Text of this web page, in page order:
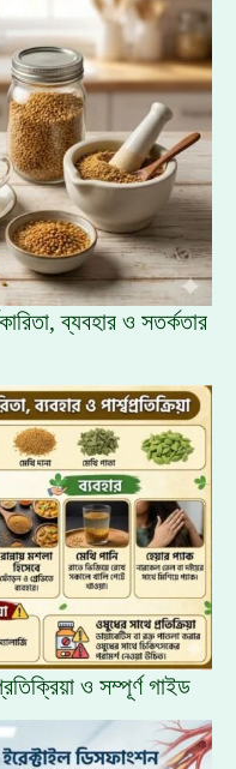
ব্যবহার ও সতর্কতার
ও সম্পূর্ণ গাইড